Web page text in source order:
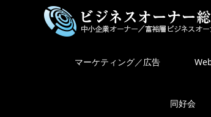
マーケティング／広告
同好会